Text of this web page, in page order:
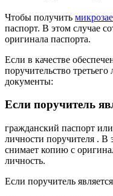
Чтобы получить
паспорт. В этом случае
оригинала паспорта.
Если в качестве
поручительство
документы:
Если поручитель
гражданский паспорт
личности поручителя . В
снимает копию с
личность.
Если поручитель